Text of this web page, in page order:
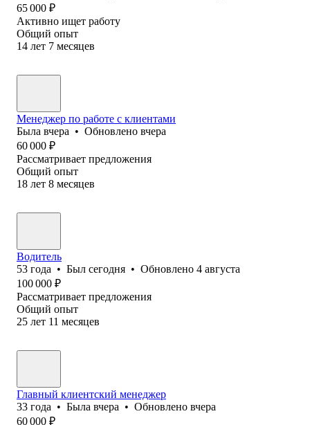
65 000 ₽
Активно ищет работу
Общий опыт
14 лет 7 месяцев
Менеджер по работе с клиентами
Была вчера • Обновлено вчера
60 000 ₽
Рассматривает предложения
Общий опыт
18 лет 8 месяцев
Водитель
53 года • Был сегодня • Обновлено 4 августа
100 000 ₽
Рассматривает предложения
Общий опыт
25 лет 11 месяцев
Главный клиентский менеджер
33 года • Была вчера • Обновлено вчера
60 000 ₽